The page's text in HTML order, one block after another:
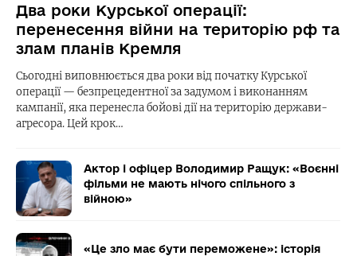
Два роки Курської операції:
перенесення війни на територію рф та
злам планів Кремля
Сьогодні виповнюється два роки від початку Курської
операції — безпрецедентної за задумом і виконанням
кампанії, яка перенесла бойові дії на територію держави-
агресора. Цей крок…
Актор і офіцер Володимир Ращук: «Воєнні
фільми не мають нічого спільного з
війною»
«Це зло має бути переможене»: історія